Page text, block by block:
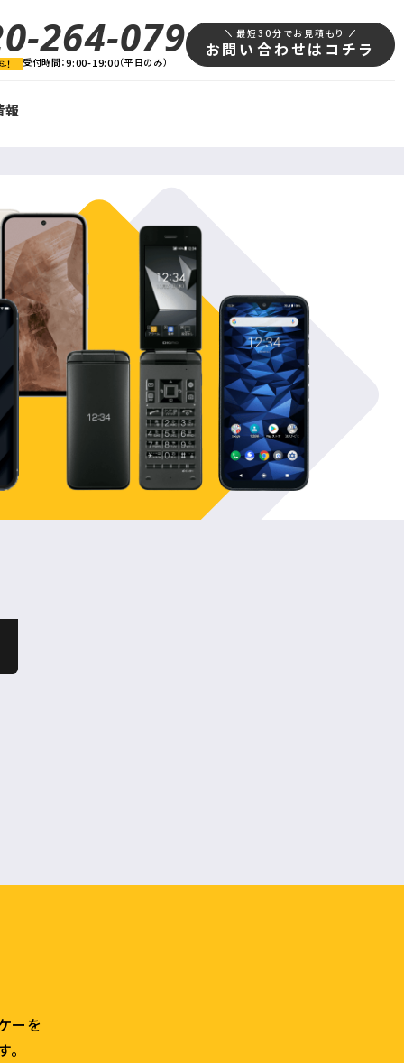
264-079
受付時間：9:00-19:00（平日のみ）
最短30分でお見積もり
お問い合わせはコチラ
報
ーを